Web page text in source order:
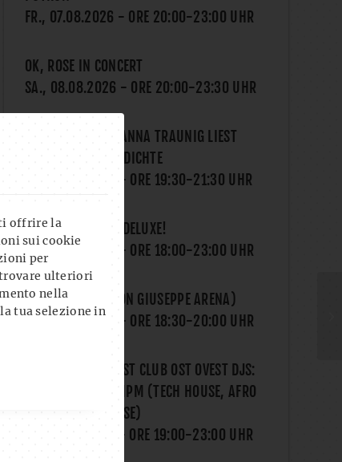
offrire la
sui cookie
per
ulteriori
nella
tua selezione in
FR., 07.08.2026 - ORE 20:00-23:00 UHR
OK, ROSE IN CONCERT
SA., 08.08.2026 - ORE 20:00-23:30 UHR
LITERATURCLUB: ANNA TRAUNIG LIEST
MÄRCHEN UND GEDICHTE
- ORE 19:30-21:30 UHR
THE GAME NIGHT DELUXE!
DO., 13.08.2026
- ORE 18:00-23:00 UHR
YOGA AL CLUB (CON GIUSEPPE ARENA)
DO., 13.08.2026
- ORE 18:30-20:00 UHR
ONELIFE X OST WEST CLUB OST OVEST DJS:
MATALUYA & SAMPM (TECH HOUSE, AFRO
HOUSE, DEEP HOUSE)
- ORE 19:00-23:00 UHR